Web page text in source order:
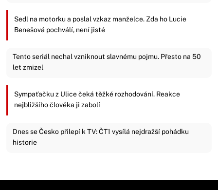
Sedl na motorku a poslal vzkaz manželce. Zda ho Lucie
Benešová pochválí, není jisté
Tento seriál nechal vzniknout slavnému pojmu. Přesto na 50
let zmizel
Sympaťačku z Ulice čeká těžké rozhodování. Reakce
nejbližšího člověka ji zabolí
Dnes se Česko přilepí k TV: ČT1 vysílá nejdražší pohádku
historie